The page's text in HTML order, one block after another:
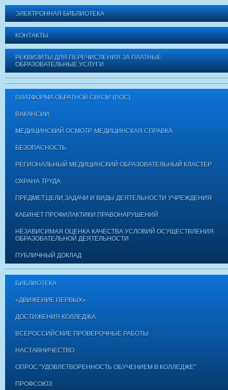
ЭЛЕКТРОННАЯ БИБЛИОТЕКА
КОНТАКТЫ
РЕКВИЗИТЫ ДЛЯ ПЕРЕЧИСЛЕНИЯ ЗА ПЛАТНЫЕ
ОБРАЗОВАТЕЛЬНЫЕ УСЛУГИ
ПЛАТФОРМА ОБРАТНОЙ СВЯЗИ (ПОС)
ВАКАНСИИ
МЕДИЦИНСКИЙ ОСМОТР. МЕДИЦИНСКАЯ СПРАВКА
БЕЗОПАСНОСТЬ
РЕГИОНАЛЬНЫЙ МЕДИЦИНСКИЙ ОБРАЗОВАТЕЛЬНЫЙ КЛАСТЕР
ОХРАНА ТРУДА
ПРЕДМЕТ,ЦЕЛИ,ЗАДАЧИ И ВИДЫ ДЕЯТЕЛЬНОСТИ УЧРЕЖДЕНИЯ
КАБИНЕТ ПРОФИЛАКТИКИ ПРАВОНАРУШЕНИЙ
НЕЗАВИСИМАЯ ОЦЕНКА КАЧЕСТВА УСЛОВИЙ ОСУЩЕСТВЛЕНИЯ
ОБРАЗОВАТЕЛЬНОЙ ДЕЯТЕЛЬНОСТИ
ПУБЛИЧНЫЙ ДОКЛАД
БИБЛИОТЕКА
«ДВИЖЕНИЕ ПЕРВЫХ»
ДОСТИЖЕНИЯ КОЛЛЕДЖА
ВСЕРОССИЙСКИЕ ПРОВЕРОЧНЫЕ РАБОТЫ
НАСТАВНИЧЕСТВО
ОПРОС "УДОВЛЕТВОРЕННОСТЬ ОБУЧЕНИЕМ В КОЛЛЕДЖЕ"
ПРОФСОЮЗ